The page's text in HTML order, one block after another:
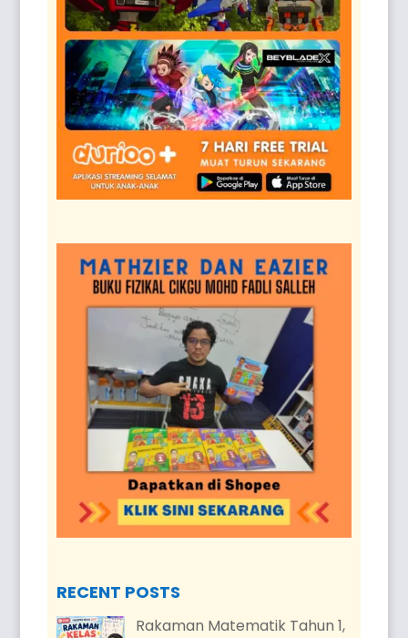
RECENT POSTS
Rakaman Matematik Tahun 1,